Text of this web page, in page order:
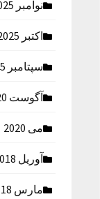
نوامبر 2025
اکتبر 2025
سپتامبر 2025
آگوست 2020
می 2020
آوریل 2018
مارس 2018